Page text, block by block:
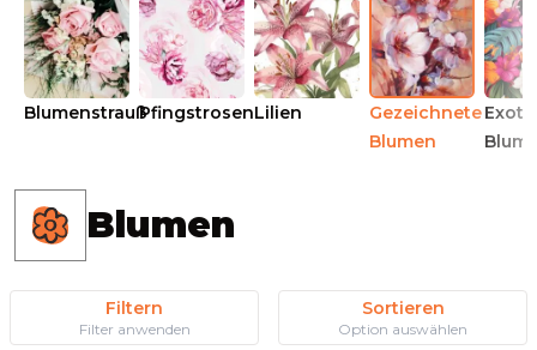
BlumenstraußPfingstrosenLilien
Gezeichnete
Blumen
Blumen
Filtern
Filter anwenden
Sortieren
Option auswählen
69.90 € 44.90 €